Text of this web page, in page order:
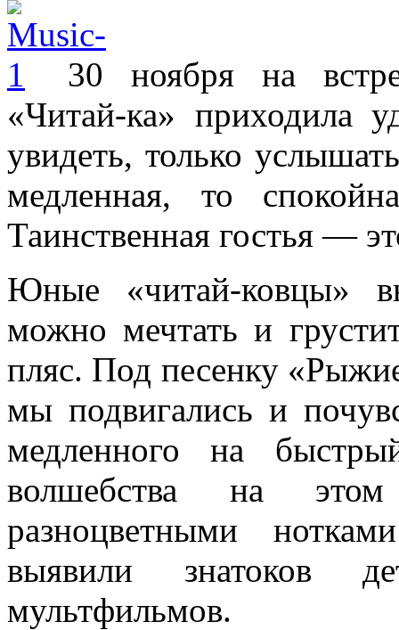
30 ноября на
«Читай-ка» приходила
увидеть, только
медленная, то
Таинственная гостья —
Юные «читай-ковцы»
можно мечтать и
пляс. Под песенку
мы подвигались и
медленного на
волшебства на
разноцветными
выявили знатоков
мультфильмов.